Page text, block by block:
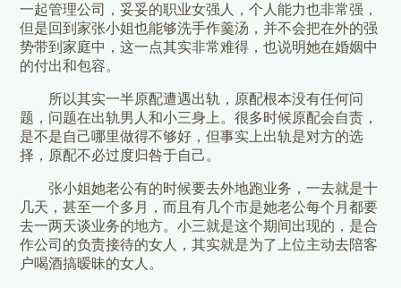
一起管理公司，妥妥的职业女强人，个人能力也非常强，
但是回到家张小姐也能够洗手作羹汤，并不会把在外的强
势带到家庭中，这一点其实非常难得，也说明她在婚姻中
的付出和包容。
所以其实一半原配遭遇出轨，原配根本没有任何问
题，问题在出轨男人和小三身上。很多时候原配会自责，
是不是自己哪里做得不够好，但事实上出轨是对方的选
择，原配不必过度归咎于自己。
张小姐她老公有的时候要去外地跑业务，一去就是十
几天，甚至一个多月，而且有几个市是她老公每个月都要
去一两天谈业务的地方。小三就是这个期间出现的，是合
作公司的负责接待的女人，其实就是为了上位主动去陪客
户喝酒搞暧昧的女人。